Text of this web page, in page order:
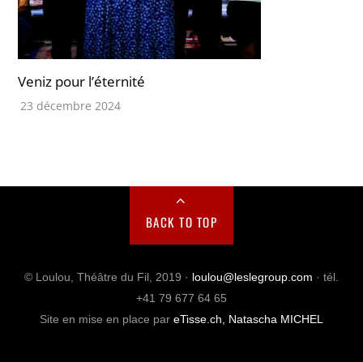
Veniz pour l’éternité
23 décembre 2024
BACK TO TOP
© Loulou, Théâtre du Fil, 2019 · loulou@leslegroup.com · tél.
+41 79 677 64 65
Site en mise en place par eTisse.ch, Natascha MICHEL